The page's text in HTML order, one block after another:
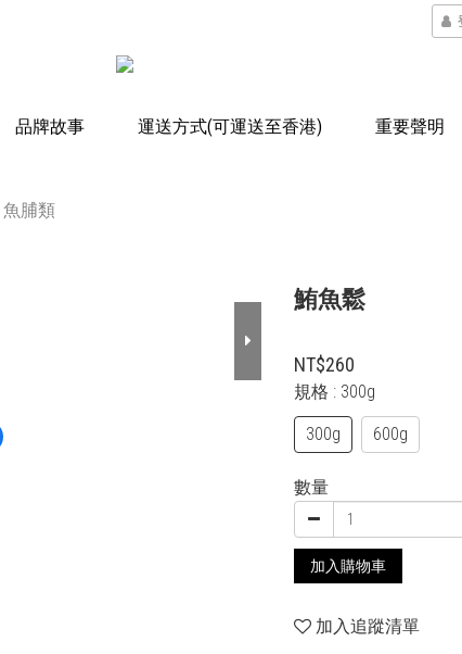
品牌故事 運送方式(可運送至香港) 重要聲明
脯類
鮪魚鬆
NT$260
規格 : 300g
300g 600g
數量
加入購物車
加入追蹤清單